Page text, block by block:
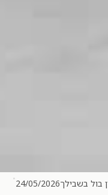
24/05/2026
•